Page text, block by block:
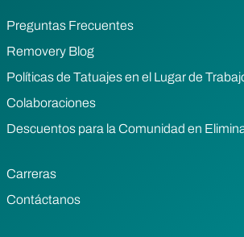
Preguntas Frecuentes
Removery Blog
Políticas de Tatuajes en el Lugar de
Colaboraciones
Descuentos para la Comunidad en
Carreras
Contáctanos